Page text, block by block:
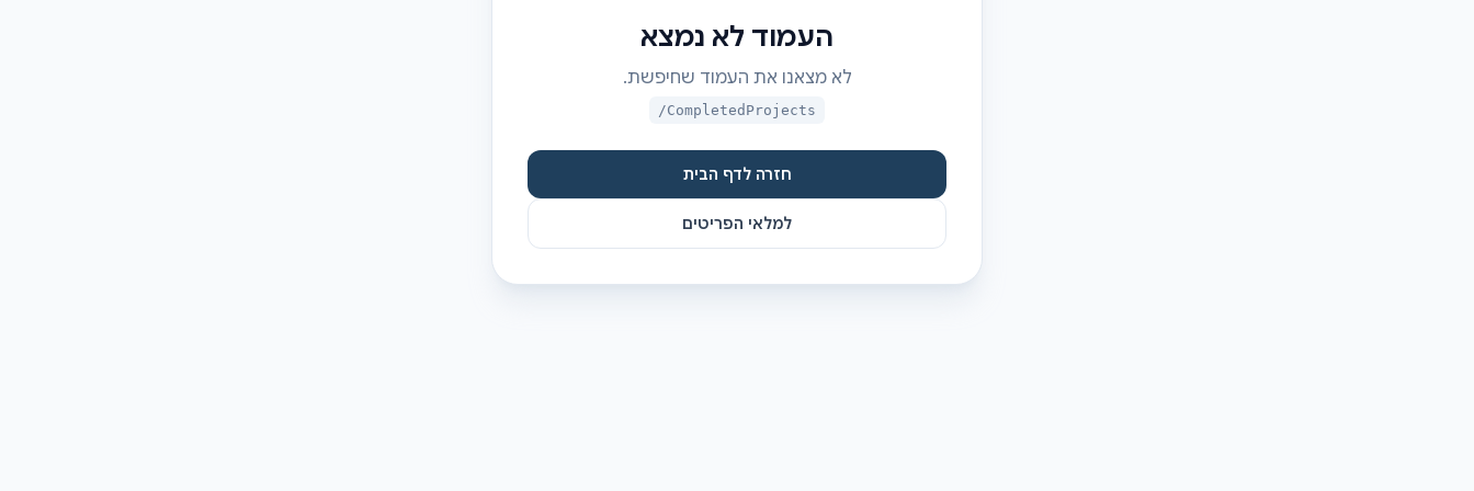
העמוד לא נמצא
לא מצאנו את העמוד שחיפשת.
/CompletedProjects
חזרה לדף הבית
למלאי הפריטים